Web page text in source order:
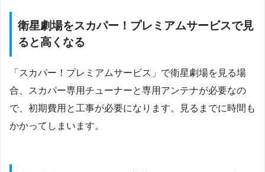
衛星劇場をスカパー！プレミアムサービスで見
ると高くなる
「スカパー！プレミアムサービス」で衛星劇場を見る場
合、スカパー専用チューナーと専用アンテナが必要なの
で、初期費用と工事が必要になります。見るまでに時間も
かかってしまいます。